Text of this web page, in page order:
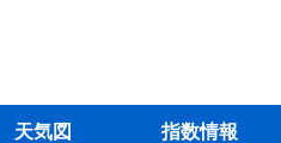
天気図 指数情報